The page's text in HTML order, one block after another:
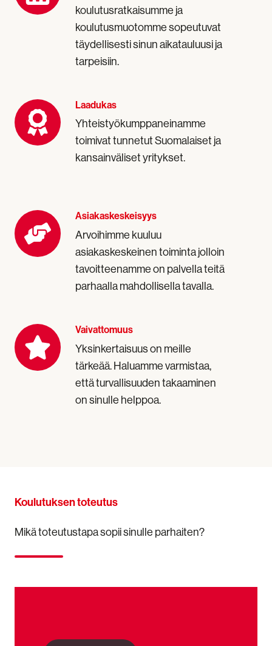
koulutusratkaisumme ja
koulutusmuotomme sopeutuvat
täydellisesti sinun aikatauluusi ja
tarpeisiin.
Laadukas
Yhteistyökumppaneinamme
toimivat tunnetut Suomalaiset ja
kansainväliset yritykset.
Laadukas
Asiakaskeskeisyys
Arvoihimme kuuluu
asiakaskeskeinen toiminta jolloin
tavoitteenamme on palvella teitä
parhaalla mahdollisella tavalla.
Asiakaskeskeisyys
Vaivattomuus
Yksinkertaisuus on meille
tärkeää. Haluamme varmistaa,
että turvallisuuden takaaminen
on sinulle helppoa.
Vaivattomuus
Koulutuksen toteutus
Mikä toteutustapa sopii sinulle parhaiten?